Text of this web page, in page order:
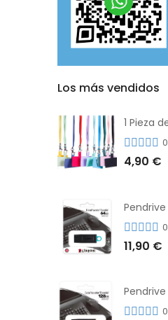
Los más vendidos
0
4,90 €
0
11,90 €
0